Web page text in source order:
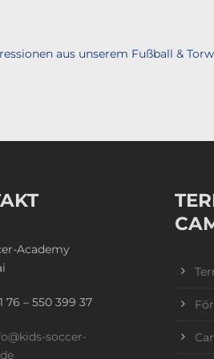
aus unserem Fußball &
Academy
76 – 550 399 37
soccer-